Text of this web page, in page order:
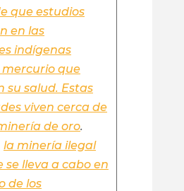
que estudios
en las
indígenas
mercurio que
su salud. Estas
viven cerca de
de oro.
la minería ilegal
se lleva a cabo en
de los